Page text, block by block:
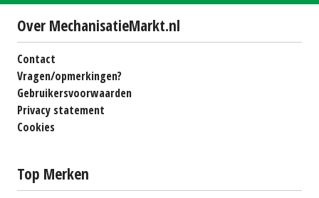
Over MechanisatieMarkt.nl
Contact
Vragen/opmerkingen?
Gebruikersvoorwaarden
Privacy statement
Cookies
Top Merken